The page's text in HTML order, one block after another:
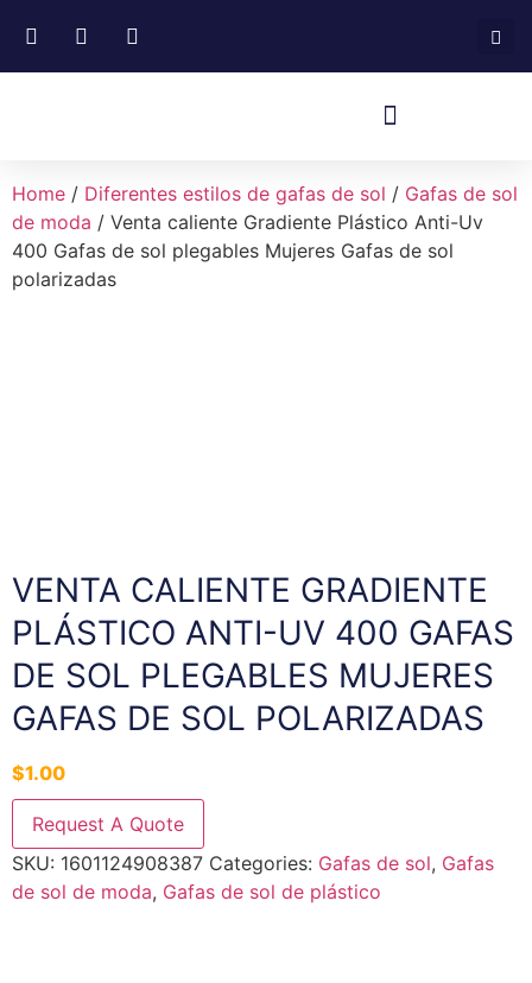
Home / Diferentes estilos de gafas de sol / Gafas de sol
de moda / Venta caliente Gradiente Plástico Anti-Uv
400 Gafas de sol plegables Mujeres Gafas de sol
polarizadas
VENTA CALIENTE GRADIENTE
PLÁSTICO ANTI-UV 400 GAFAS
DE SOL PLEGABLES MUJERES
GAFAS DE SOL POLARIZADAS
$1.00
Request A Quote
SKU: 1601124908387 Categories: Gafas de sol, Gafas
de sol de moda, Gafas de sol de plástico